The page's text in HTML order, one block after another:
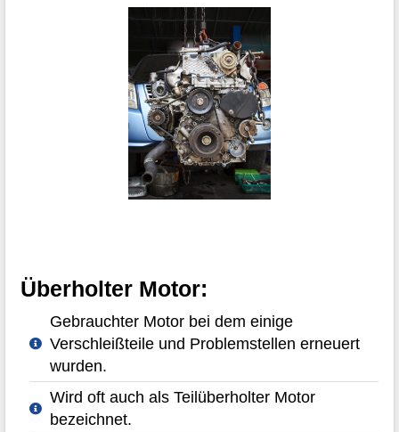
Überholter Motor:
Gebrauchter Motor bei dem einige
Verschleißteile und Problemstellen erneuert
wurden.
Wird oft auch als Teilüberholter Motor
bezeichnet.